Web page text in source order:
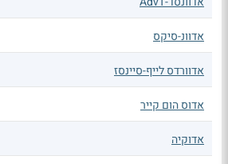
אדוונ-סיקס
אדוורדס לייף-סיינסז
אדוס הום קייר
אדוקיה